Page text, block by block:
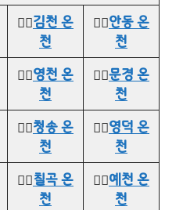
👉🏻김천 온
천
👉🏻안동 온
천
👉🏻영천 온
천
👉🏻문경 온
천
👉🏻청송 온
천
👉🏻영덕 온
천
👉🏻칠곡 온
천
👉🏻예천 온
천